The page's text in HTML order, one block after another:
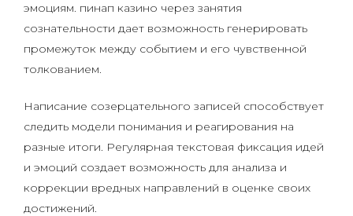
эмоциям. пинап казино через занятия
сознательности дает возможность генерировать
промежуток между событием и его чувственной
толкованием.
Написание созерцательного записей способствует
следить модели понимания и реагирования на
разные итоги. Регулярная текстовая фиксация идей
и эмоций создает возможность для анализа и
коррекции вредных направлений в оценке своих
достижений.